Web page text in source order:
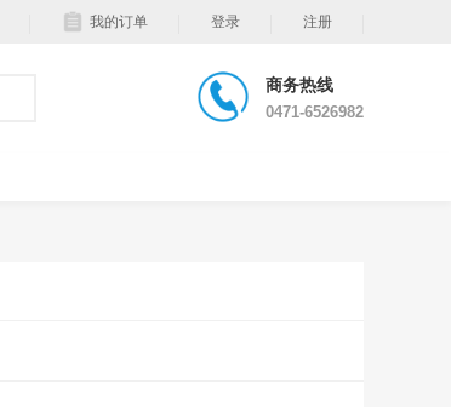
我的订单 登录 注册
商务热线
0471-6526982